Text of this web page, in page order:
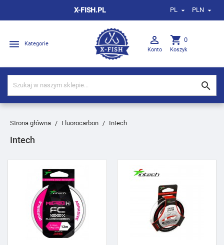
X-FISH.PL PL  PLN 
 Kategorie 
Konto
shopping_cart 0
Koszyk

Strona główna Fluorocarbon Intech
Intech